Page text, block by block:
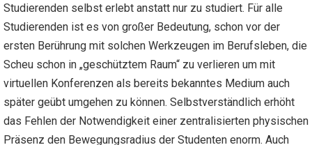
Studierenden selbst erlebt anstatt nur zu studiert. Für alle
Studierenden ist es von großer Bedeutung, schon vor der
ersten Berührung mit solchen Werkzeugen im Berufsleben, die
Scheu schon in „geschütztem Raum“ zu verlieren um mit
virtuellen Konferenzen als bereits bekanntes Medium auch
später geübt umgehen zu können. Selbstverständlich erhöht
das Fehlen der Notwendigkeit einer zentralisierten physischen
Präsenz den Bewegungsradius der Studenten enorm. Auch